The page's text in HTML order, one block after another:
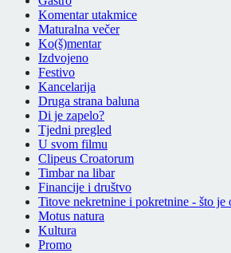
Komentar utakmice
Maturalna večer
Ko(š)mentar
Izdvojeno
Festivo
Kancelarija
Druga strana baluna
Di je zapelo?
Tjedni pregled
U svom filmu
Clipeus Croatorum
Timbar na libar
Financije i društvo
Titove nekretnine i pokretnine - što je
Motus natura
Kultura
Promo